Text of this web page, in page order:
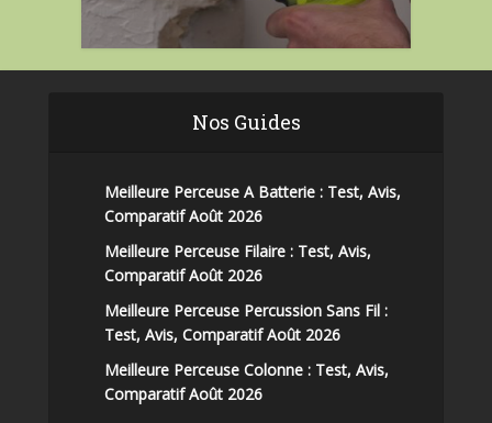
Nos Guides
Meilleure Perceuse A Batterie : Test, Avis,
Comparatif Août 2026
Meilleure Perceuse Filaire : Test, Avis,
Comparatif Août 2026
Meilleure Perceuse Percussion Sans Fil :
Test, Avis, Comparatif Août 2026
Meilleure Perceuse Colonne : Test, Avis,
Comparatif Août 2026